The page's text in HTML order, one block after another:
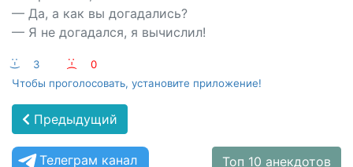
— Да, а как вы догадались?
— Я не догадался, я вычислил!
:-) 3 :-(
0
Чтобы проголосовать, установите приложение!
Предыдущий
Телеграм канал Топ 10 анекдотов